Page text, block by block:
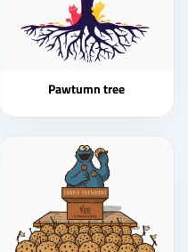
Pawtumn tree